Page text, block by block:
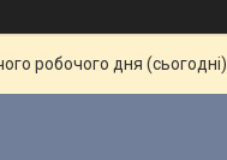
робочого дня (сьогодні).